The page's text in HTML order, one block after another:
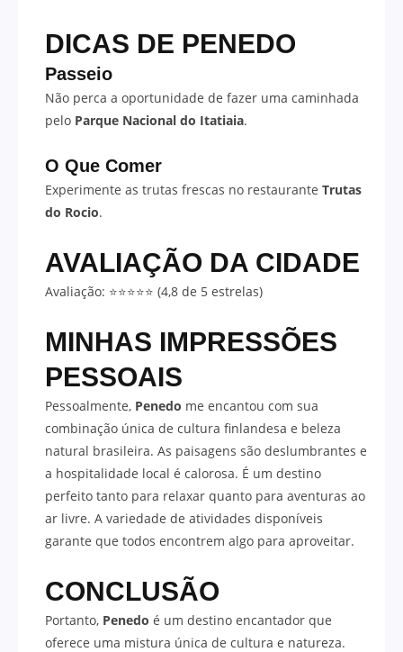
DICAS DE PENEDO
Passeio
Não perca a oportunidade de fazer uma caminhada
pelo Parque Nacional do Itatiaia.
O Que Comer
Experimente as trutas frescas no restaurante Trutas
do Rocio.
AVALIAÇÃO DA CIDADE
Avaliação: ⭐⭐⭐⭐⭐ (4,8 de 5 estrelas)
MINHAS IMPRESSÕES
PESSOAIS
Pessoalmente, Penedo me encantou com sua
combinação única de cultura finlandesa e beleza
natural brasileira. As paisagens são deslumbrantes e
a hospitalidade local é calorosa. É um destino
perfeito tanto para relaxar quanto para aventuras ao
ar livre. A variedade de atividades disponíveis
garante que todos encontrem algo para aproveitar.
CONCLUSÃO
Portanto, Penedo é um destino encantador que
oferece uma mistura única de cultura e natureza.